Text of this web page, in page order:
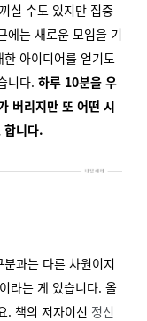
실 수도 있지만 집중
에는 새로운 모임을 기
아이디어를 얻기도
니다. 하루 10분을 우
버리지만 또 어떤 시
합니다.
과는 다른 차원이지
라는 게 있습니다. 올
. 책의 저자이신 정신